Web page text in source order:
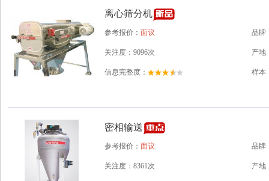
离心筛分机
参考报价： 面议 品牌
关注度：9096次 产地
信息完整度： 样本
密相输送
参考报价： 面议 品牌
关注度：8361次 产地